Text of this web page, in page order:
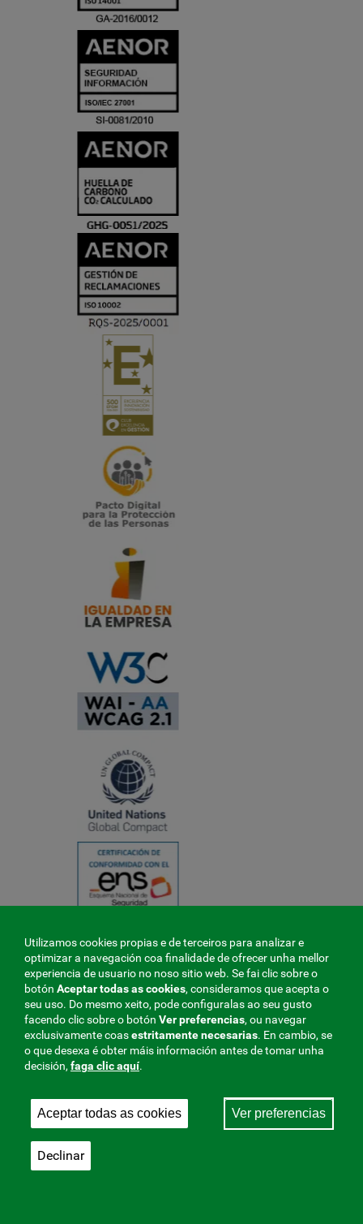
❮
❯
PERFILES
Empresa
Autónomo
O traballador
Consultoría
Utilizamos cookies propias e de terceiros para analizar e
optimizar a navegación coa finalidade de ofrecer unha mellor
experiencia de usuario no noso sitio web. Se fai clic sobre o
botón Aceptar todas as cookies, consideramos que acepta o
seu uso. Do mesmo xeito, pode configuralas ao seu gusto
facendo clic sobre o botón Ver preferencias, ou navegar
exclusivamente coasestritamentenecesarias. En cambio, se
o que desexa é obter máis información antes de tomar unha
decisión, faga clic aquí.
Aceptar todas as cookies Ver preferencias
Declinar